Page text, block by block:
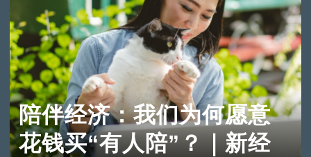
陪伴经济：我们为何愿意
花钱买“有人陪”？｜新经